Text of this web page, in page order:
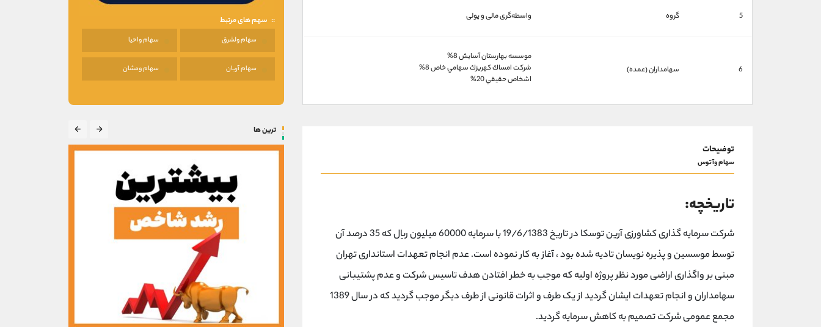
5 گروه واسطه‌گری مالی و پولی
6 سهامداران (عمده)
موسسه بهارستان آسايش 8%
شركت امساك كهريزك سهامي خاص 8%
اشخاص حقيقي 20%
سهم های مرتبط
سهام ولشرق سهام واحیا
سهام آریان سهام ومشان
توضیحات
سهام وآتوس
تاریخچه:
شرکت سرمایه گذاری کشاورزی آرین توسکا در تاریخ 19/6/1383 با سرمایه 60000 میلیون ریال که 35 درصد آن
توسط موسسین و پذیره نویسان تادیه شده بود ، آغاز به کار نموده است. عدم انجام تعهدات استانداری تهران
مبنی بر واگذاری اراضی مورد نظر پروژه اولیه که موجب به خطر افتادن هدف تاسیس شرکت و عدم پشتیبانی
سهامداران و انجام تعهدات ایشان گردید از یک طرف و اثرات قانونی از طرف دیگر موجب گردید که در سال 1389
مجمع عمومی شرکت تصمیم به کاهش سرمایه گردید.
ترین ها